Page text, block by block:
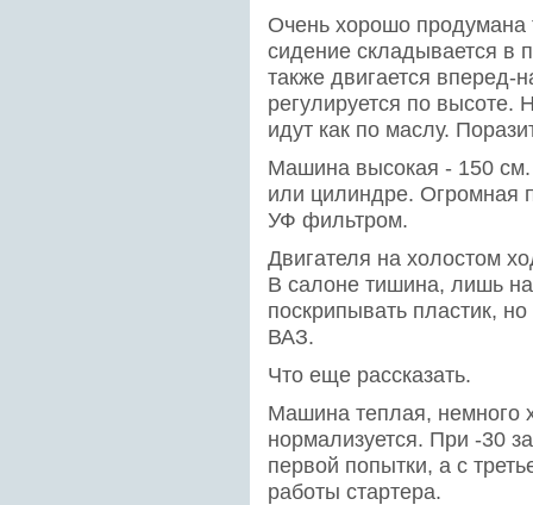
Очень хорошо
сидение складывается в
также двигается вперед-
регулируется по высоте.
идут как по маслу.
Машина высокая - 150
или цилиндре. Огромная
УФ фильтром.
Двигателя на холостом
В салоне тишина, лишь на
поскрипывать пластик,
ВАЗ.
Что еще рассказать.
Машина теплая, немного
нормализуется. При -30
первой попытки, а с
работы стартера.